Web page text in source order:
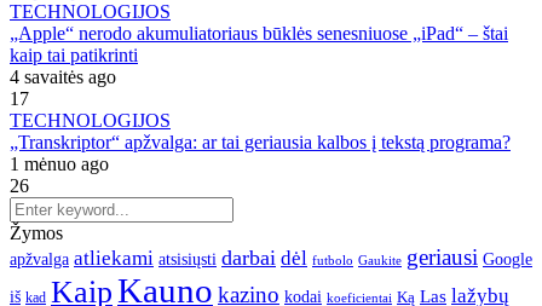
TECHNOLOGIJOS
„Apple“ nerodo akumuliatoriaus būklės senesniuose „iPad“ – štai
kaip tai patikrinti
4 savaitės ago
17
TECHNOLOGIJOS
„Transkriptor“ apžvalga: ar tai geriausia kalbos į tekstą programa?
1 mėnuo ago
26
Žymos
apžvalga atliekami atsisiųsti darbai dėl futbolo Gaukite geriausi Google
iš kad KaipKauno kazino kodai koeficientai Ką Las lažybų